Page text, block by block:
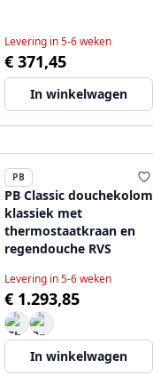
Levering in 5-6 weken
€ 371,45
In winkelwagen
PB
PB Classic douchekolom
klassiek met
thermostaatkraan en
regendouche RVS
Levering in 5-6 weken
€ 1.293,85
In winkelwagen